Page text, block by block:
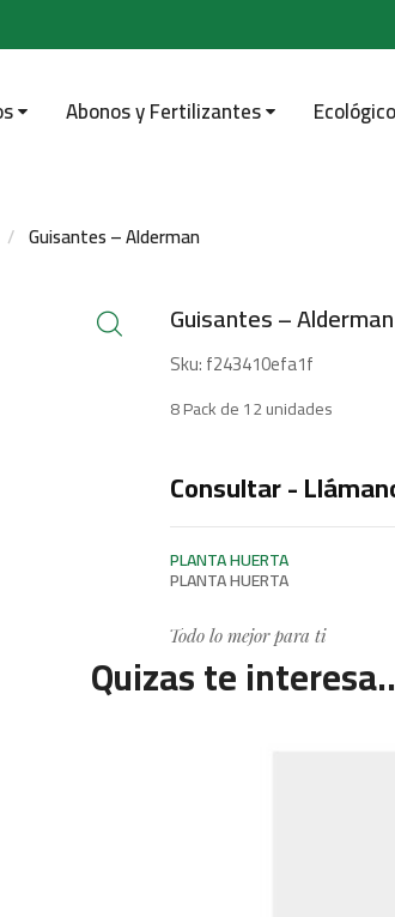
Abonos y Fertilizantes
Guisantes – Alderman
Guisantes – Alderman
Sku:f243410efa1f
8 Pack de 12 unidades
Consultar -
PLANTA HUERTA
PLANTA HUERTA
Todo lo mejor para ti
Quizas te